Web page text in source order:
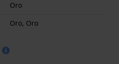
Oro
Oro, Oro